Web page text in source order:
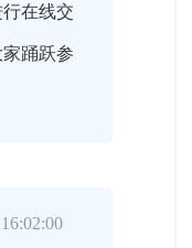
在线交
踊跃参